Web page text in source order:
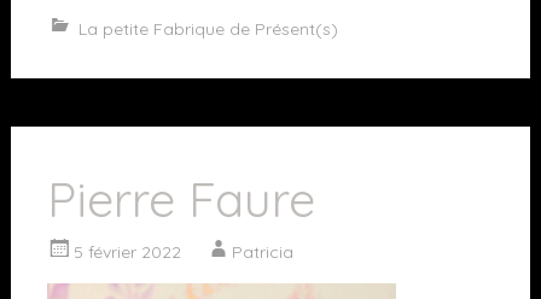
La petite Fabrique de Présent(s)
Pierre Faure
5 février 2022 Patricia